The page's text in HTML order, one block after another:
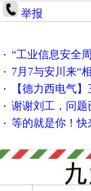
举报
· “工业信息安全周之我见”
· 7月7与安川来“
· 【德力西电气】三
· 谢谢刘工，问题
· 等的就是你！快来